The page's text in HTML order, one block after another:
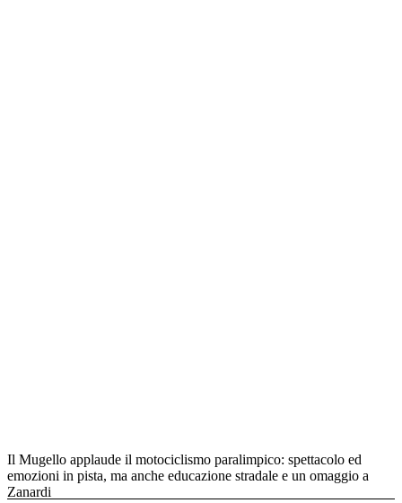
Il Mugello applaude il motociclismo paralimpico: spettacolo ed
emozioni in pista, ma anche educazione stradale e un omaggio a
Zanardi